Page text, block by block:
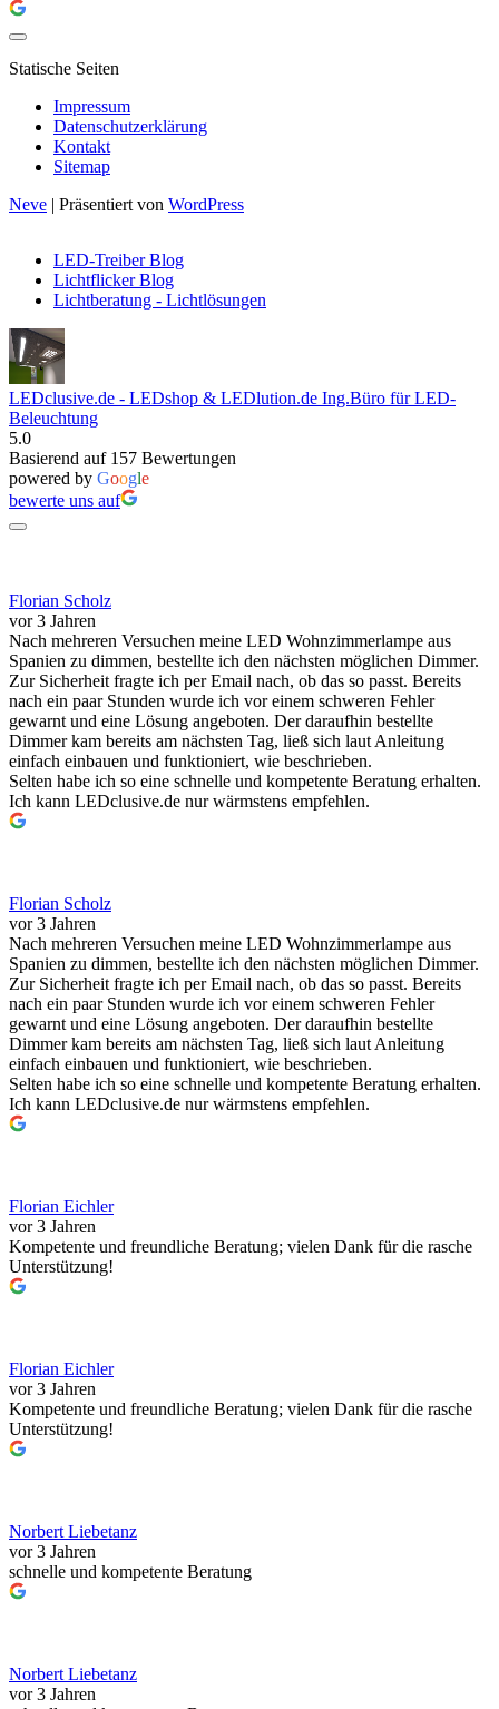
Statische Seiten
Impressum
Datenschutzerklärung
Kontakt
Sitemap
Neve | Präsentiert von WordPress
LED-Treiber Blog
Lichtflicker Blog
Lichtberatung - Lichtlösungen
LEDclusive.de - LEDshop & LEDlution.de Ing.Büro für LED-
Beleuchtung
5.0
Basierend auf 157 Bewertungen
powered by Google
bewerte uns auf
Florian Scholz
vor 3 Jahren
Nach mehreren Versuchen meine LED Wohnzimmerlampe aus
Spanien zu dimmen, bestellte ich den nächsten möglichen Dimmer.
Zur Sicherheit fragte ich per Email nach, ob das so passt. Bereits
nach ein paar Stunden wurde ich vor einem schweren Fehler
gewarnt und eine Lösung angeboten. Der daraufhin bestellte
Dimmer kam bereits am nächsten Tag, ließ sich laut Anleitung
einfach einbauen und funktioniert, wie beschrieben.
Selten habe ich so eine schnelle und kompetente Beratung erhalten.
Ich kann LEDclusive.de nur wärmstens empfehlen.
Florian Scholz
vor 3 Jahren
Nach mehreren Versuchen meine LED Wohnzimmerlampe aus
Spanien zu dimmen, bestellte ich den nächsten möglichen Dimmer.
Zur Sicherheit fragte ich per Email nach, ob das so passt. Bereits
nach ein paar Stunden wurde ich vor einem schweren Fehler
gewarnt und eine Lösung angeboten. Der daraufhin bestellte
Dimmer kam bereits am nächsten Tag, ließ sich laut Anleitung
einfach einbauen und funktioniert, wie beschrieben.
Selten habe ich so eine schnelle und kompetente Beratung erhalten.
Ich kann LEDclusive.de nur wärmstens empfehlen.
Florian Eichler
vor 3 Jahren
Kompetente und freundliche Beratung; vielen Dank für die rasche
Unterstützung!
Florian Eichler
vor 3 Jahren
Kompetente und freundliche Beratung; vielen Dank für die rasche
Unterstützung!
Norbert Liebetanz
vor 3 Jahren
schnelle und kompetente Beratung
Norbert Liebetanz
vor 3 Jahren